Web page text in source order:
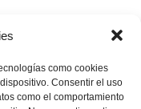
como cookies
Consentir el uso
como el comportamiento